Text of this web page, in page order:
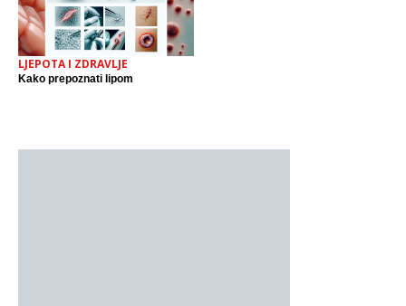
LJEPOTA I ZDRAVLJE
Kako prepoznati lipom